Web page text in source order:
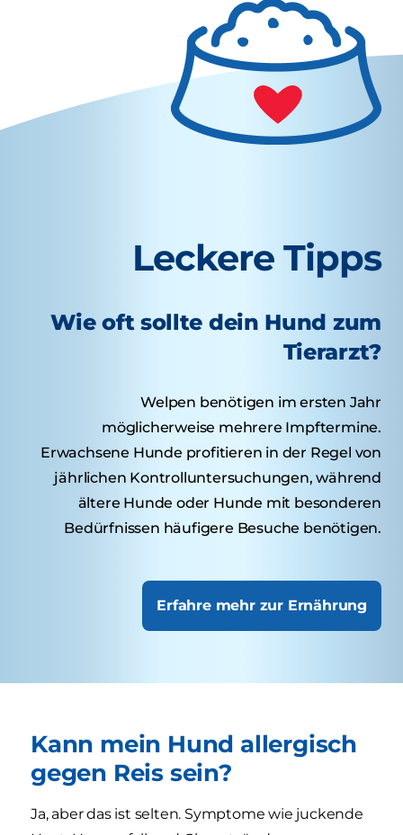
Leckere Tipps
Wie oft sollte dein Hund zum
Tierarzt?
Welpen benötigen im ersten Jahr
möglicherweise mehrere Impftermine.
Erwachsene Hunde profitieren in der Regel von
jährlichen Kontrolluntersuchungen, während
ältere Hunde oder Hunde mit besonderen
Bedürfnissen häufigere Besuche benötigen.
Erfahre mehr zur Ernährung
Kann mein Hund allergisch
gegen Reis sein?
Ja, aber das ist selten. Symptome wie juckende